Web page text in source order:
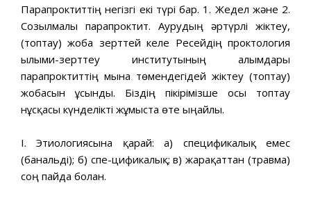
Парапроктиттің негізгі екі түрі бар. 1. Жедел және 2.
Созылмалы парапроктит. Аурудың әртүрлі жіктеу,
(топтау) жоба зерттей келе Ресейдің проктология
ғылыми-зерттеу институтының ғалымдары
парапроктиттің мына төмендегідей жіктеу (топтау)
жобасын ұсынды. Біздің пікірімізше осы топтау
нұсқасы күнделікті жұмыста өте ыңғайлы.
І. Этиологиясына қарай: а) спецификалық емес
(банальді); б) спе-цификалық; в) жарақаттан (травма)
соң пайда болған.